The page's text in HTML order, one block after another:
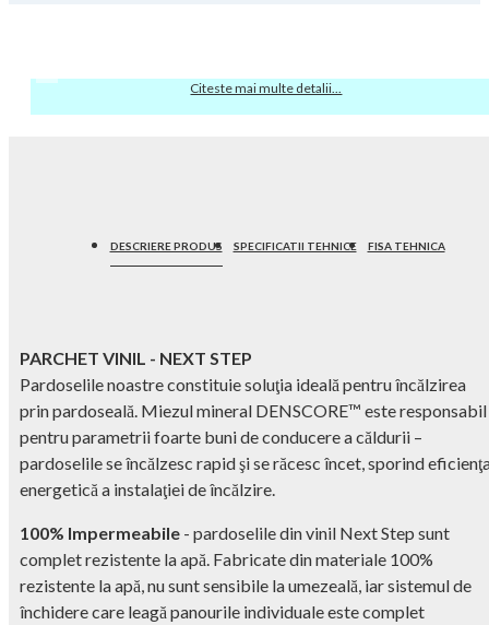
Citeste mai multe detalii...
DESCRIERE PRODUS SPECIFICATII TEHNICE FISA TEHNICA
PARCHET VINIL - NEXT STEP
Pardoselile noastre constituie soluţia ideală pentru încălzirea
prin pardoseală. Miezul mineral DENSCORE™ este responsabil
pentru parametrii foarte buni de conducere a căldurii –
pardoselile se încălzesc rapid şi se răcesc încet, sporind
energetică a instalaţiei de încălzire.
100% Impermeabile - pardoselile din vinil Next Step sunt
complet rezistente la apă. Fabricate din materiale 100%
rezistente la apă, nu sunt sensibile la umezeală, iar sistemul de
închidere care leagă panourile individuale este complet